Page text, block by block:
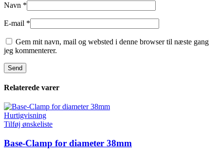
Navn *
E-mail *
Gem mit navn, mail og websted i denne browser til næste gang
jeg kommenterer.
Relaterede varer
Hurtigvisning
Tilføj ønskeliste
Base-Clamp for diameter 38mm